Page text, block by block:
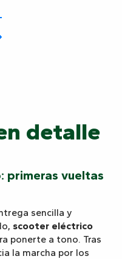
detalle
primeras vueltas
sencilla y
scooter eléctrico
ponerte a tono. Tras
la marcha por los